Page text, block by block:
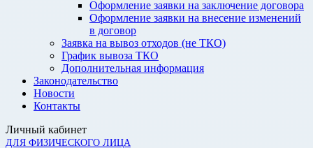
Оформление заявки на заключение договора
Оформление заявки на внесение изменений
в договор
Заявка на вывоз отходов (не ТКО)
График вывоза ТКО
Дополнительная информация
Законодательство
Новости
Контакты
Личный кабинет
ДЛЯ ФИЗИЧЕСКОГО ЛИЦА